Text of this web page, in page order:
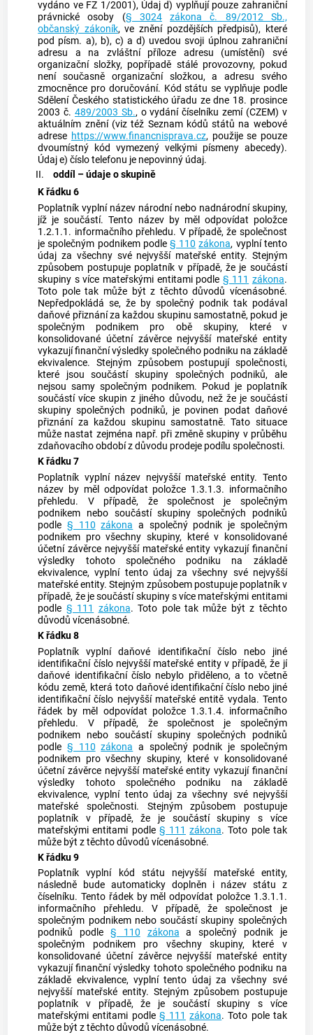
vydáno ve FZ 1/2001), Údaj d) vyplňují pouze zahraniční
právnické osoby (§ 3024
zákona č. 89/2012 Sb.,
občanský zákoník, ve znění pozdějších předpisů), které
pod písm. a), b), c) a d) uvedou svoji úplnou zahraniční
adresu a na zvláštní příloze adresu (umístění) své
organizační složky, popřípadě stálé provozovny, pokud
není současně organizační složkou, a adresu svého
zmocněnce pro doručování. Kód státu se vyplňuje podle
Sdělení Českého statistického úřadu ze dne 18. prosince
2003 č. 489/2003 Sb., o vydání číselníku zemí (CZEM) v
aktuálním znění (viz též Seznam kódů států na webové
adrese https://www.financnisprava.cz, použije se pouze
dvoumístný kód vymezený velkými písmeny abecedy).
Údaj e) číslo telefonu je nepovinný údaj.
II.
oddíl –údaje o skupině
K řádku 6
Poplatník vyplní název národní nebo nadnárodní skupiny,
jíž je součástí. Tento název by měl odpovídat položce
1.2.1.1. informačního přehledu. V případě, že společnost
je společným podnikem podle§ 110 zákona, vyplní tento
údaj za všechny své nejvyšší mateřské entity. Stejným
způsobem postupuje poplatník v případě, že je součástí
skupiny s více mateřskými entitami podle § 111 zákona.
Toto pole tak může být z těchto důvodů vícenásobné.
Nepředpokládá se, že by společný podnik tak podával
daňové přiznání za každou skupinu samostatně, pokud je
společným podnikem pro obě skupiny, které v
konsolidované účetní závěrce nejvyšší mateřské entity
vykazují finanční výsledky společného podniku na základě
ekvivalence. Stejným způsobem postupují společnosti,
které jsou součástí skupiny společných podniků, ale
nejsou samy společným podnikem. Pokud je poplatník
součástí více skupin z jiného důvodu, než že je součástí
skupiny společných podniků, je povinen podat daňové
přiznání za každou skupinu samostatně. Tato situace
může nastat zejména např. při změně skupiny v průběhu
zdaňovacího období z důvodu prodeje podílu společnosti.
K řádku 7
Poplatník vyplní název nejvyšší mateřské entity. Tento
název by měl odpovídat položce 1.3.1.3. informačního
přehledu. V případě, že společnost je společným
podnikem nebo součástí skupiny společných podniků
podle § 110 zákona a společný podnik je společným
podnikem pro všechny skupiny, které v konsolidované
účetní závěrce nejvyšší mateřské entity vykazují finanční
výsledky tohoto společného podniku na základě
ekvivalence, vyplní tento údaj za všechny své nejvyšší
mateřské entity. Stejným způsobem postupuje poplatník v
případě, že je součástí skupiny s více mateřskými entitami
podle § 111 zákona. Toto pole tak může být z těchto
důvodů vícenásobné.
K řádku 8
Poplatník vyplní daňové identifikační číslo nebo jiné
identifikační číslo nejvyšší mateřské entity v případě, že jí
daňové identifikační číslo nebylo přiděleno, a to včetně
kódu země, která toto daňové identifikační číslo nebo jiné
identifikační číslo nejvyšší mateřské entitě vydala. Tento
řádek by měl odpovídat položce 1.3.1.4. informačního
přehledu. V případě, že společnost je společným
podnikem nebo součástí skupiny společných podniků
podle § 110 zákona a společný podnik je společným
podnikem pro všechny skupiny, které v konsolidované
účetní závěrce nejvyšší mateřské entity vykazují finanční
výsledky tohoto společného podniku na základě
ekvivalence, vyplní tento údaj za všechny své nejvyšší
mateřské společnosti. Stejným způsobem postupuje
poplatník v případě, že je součástí skupiny s více
mateřskými entitami podle § 111 zákona. Toto pole tak
může být z těchto důvodů vícenásobné.
K řádku 9
Poplatník vyplní kód státu nejvyšší mateřské entity,
následně bude automaticky doplněn i název státu z
číselníku. Tento řádek by měl odpovídat položce 1.3.1.1.
informačního přehledu. V případě, že společnost je
společným podnikem nebo součástí skupiny společných
podniků podle § 110 zákona a společný podnik je
společným podnikem pro všechny skupiny, které v
konsolidované účetní závěrce nejvyšší mateřské entity
vykazují finanční výsledky tohoto společného podniku na
základě ekvivalence, vyplní tento údaj za všechny své
nejvyšší mateřské entity. Stejným způsobem postupuje
poplatník v případě, že je součástí skupiny s více
mateřskými entitami podle § 111 zákona. Toto pole tak
může být z těchto důvodů vícenásobné.